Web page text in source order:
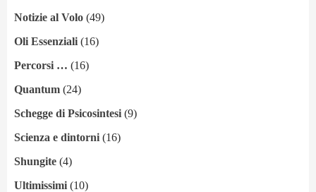
Notizie al Volo (49)
Oli Essenziali (16)
Percorsi … (16)
Quantum (24)
Schegge di Psicosintesi (9)
Scienza e dintorni (16)
Shungite (4)
Ultimissimi (10)